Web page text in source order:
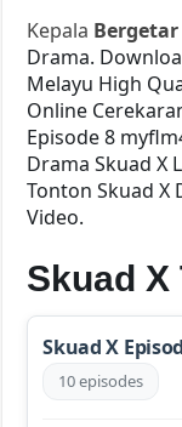
Kepala Bergetar
Drama.
Melayu High
Online
Episode 8
Drama Skuad X
Tonton Skuad X
Video.
Skuad X
Skuad X
10 episodes